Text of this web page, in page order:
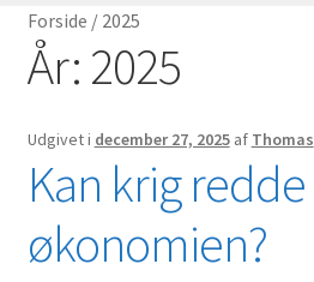
Blog
Checkout
Handelsbetingelser
Forside / 2025
År: 2025
Udgivet i december 27, 2025 af Thomas
Kan krig redde
økonomien?